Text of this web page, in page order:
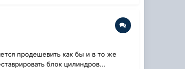
продешевить как бы и в то же
блок цилиндров...